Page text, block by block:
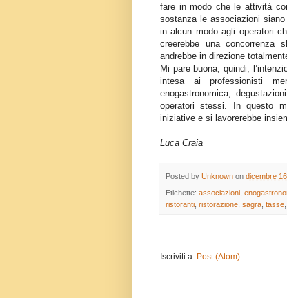
fare in modo che le attività
sostanza le associazioni
in alcun modo agli operatori
creerebbe una concorrenza
andrebbe in direzione
Mi pare buona, quindi,
intesa ai professionisti
enogastronomica,
operatori stessi. In questo
iniziative e si lavorerebbe
Luca Craia
Posted by Unknown on dicembre
Etichette: associazioni
ristoranti ristorazione sagra tasse
Iscriviti a: Post (Atom)